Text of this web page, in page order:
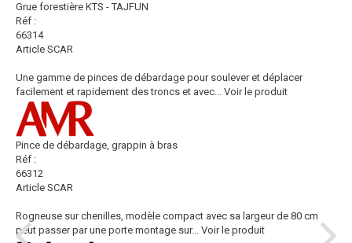
Grue forestière KTS - TAJFUN
Réf :
66314
Article SCAR
Une gamme de pinces de débardage pour soulever et déplacer
facilement et rapidement des troncs et avec... Voir le produit
Pince de débardage, grappin à bras
Réf :
66312
Article SCAR
Rogneuse sur chenilles, modèle compact avec sa largeur de 80 cm
peut passer par une porte montage sur... Voir le produit